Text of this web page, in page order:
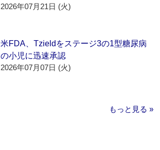
2026年07月21日 (火)
米FDA、Tzieldをステージ3の1型糖尿病
の小児に迅速承認
2026年07月07日 (火)
もっと見る »